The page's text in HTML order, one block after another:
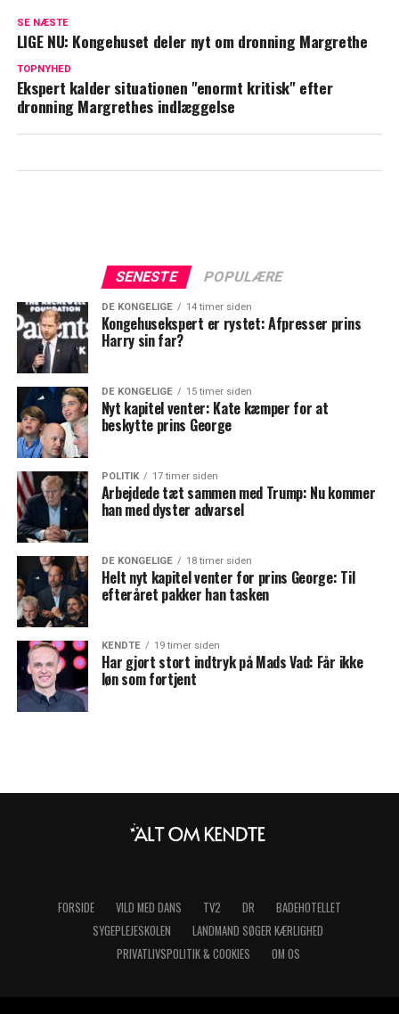
besøgt hele Norge
Haralds side
SE NÆSTE
LIGE NU: Kongehuset deler nyt om dronning Margrethe
TOPNYHED
Ekspert kalder situationen "enormt kritisk" efter
dronning Margrethes indlæggelse
SENESTE POPULÆRE
DE KONGELIGE 14 timer siden
Kongehusekspert er rystet: Afpresser prins
Harry sin far?
DE KONGELIGE 15 timer siden
Nyt kapitel venter: Kate kæmper for at
beskytte prins George
POLITIK 17 timer siden
Arbejdede tæt sammen med Trump: Nu kommer
han med dyster advarsel
DE KONGELIGE 18 timer siden
Helt nyt kapitel venter for prins George: Til
efteråret pakker han tasken
KENDTE 19 timer siden
Har gjort stort indtryk på Mads Vad: Får ikke
løn som fortjent
FORSIDE VILD MED DANS TV2 DR
BADEHOTELLET
SYGEPLEJESKOLEN
LANDMAND SØGER KÆRLIGHED
PRIVATLIVSPOLITIK & COOKIES
OM OS